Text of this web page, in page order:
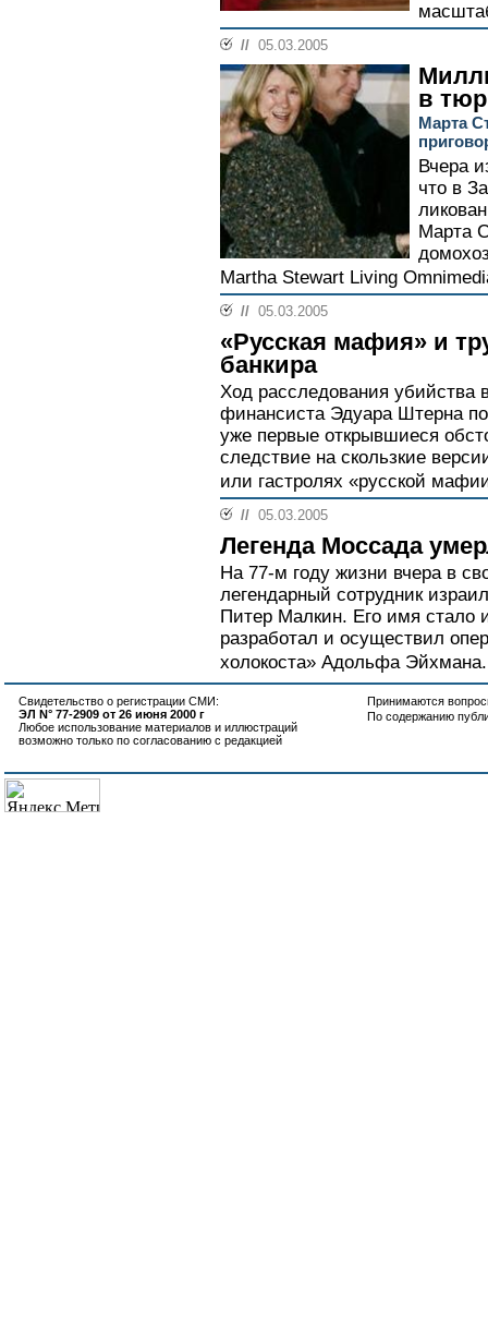
// 05.03.2005
в
Марта
Вчера
что в
Марта
Martha Stewart Living
// 05.03.2005
«Русская мафия» и
банкира
Ход расследования убийства
финансиста Эдуара Штерна
уже первые открывшиеся
следствие на скользкие
или гастролях «русской
// 05.03.2005
Легенда Моссада
На 77-м году жизни вчера в
легендарный сотрудник
Питер Малкин. Его имя стало
разработал и осуществил
холокоста» Адольфа
Свидетельство о регистрации СМИ:
ЭЛ N° 77-2909 от 26 июня 2000 г
Любое использование материалов и иллюстраций
возможно только по согласованию с редакцией
Принимаются
По содержанию